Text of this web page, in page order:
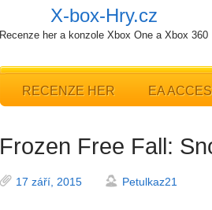
X-box-Hry.cz
Recenze her a konzole Xbox One a Xbox 360
RECENZE HER EA
Frozen Free Fall:
17 září, 2015 Petulkaz21